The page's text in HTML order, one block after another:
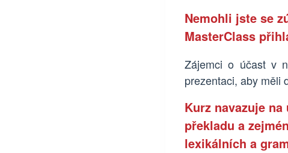
Nemohli jste se
MasterClass
Zájemci o účast v
prezentaci, aby měli
Kurz navazuje
překladu a
lexikálních a